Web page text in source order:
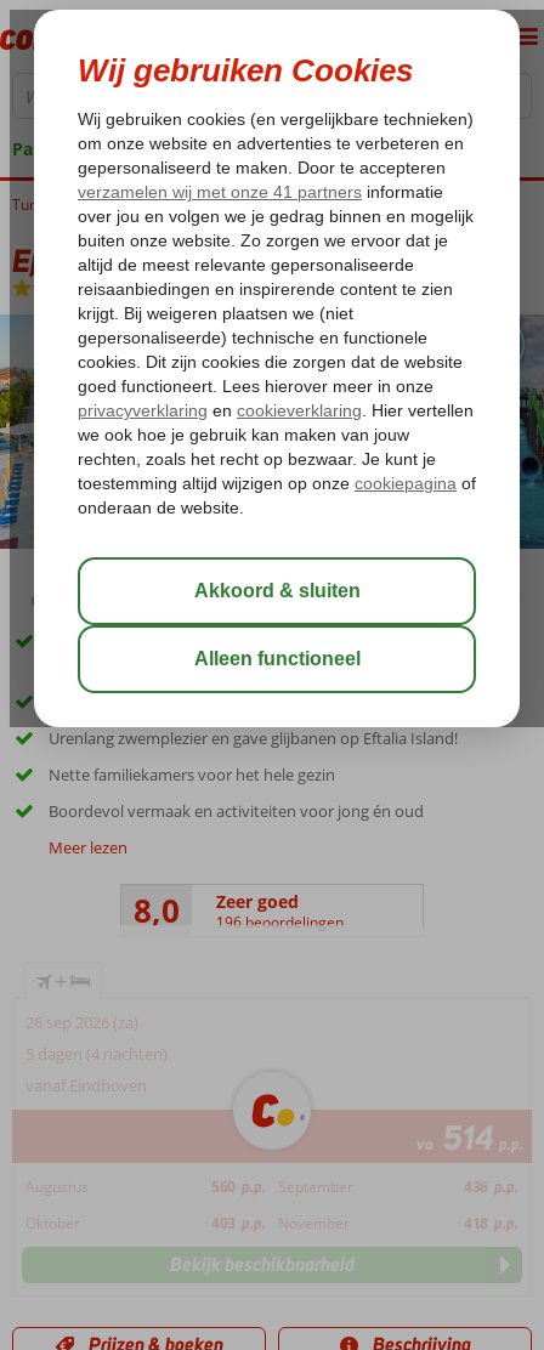
Pakketgarantie
Home
Turkije Turkse Riviera Alanya Turkler Eftalia Village
Eftalia Village
All Inclusive-Hotel
03:45
Familiehotel met privéstrand, waterglijbanen en fijne
Urenlang zwemplezier en gave glijbanen op Eftalia Island!
Nette familiekamers voor het hele gezin
Boordevol vermaak en activiteiten voor jong én oud
Meer lezen
8,0 Zeer goed
196 beoordelingen
+
26 sep 2026 (za)
5 dagen (4 nachten)
vanaf Eindhoven
va 514 p.p.
Augustus 560 p.p. September 436 p.p.
Oktober
403 p.p. November 418 p.p.
Bekijk beschikbaarheid
Prijzen & boeken Beschrijving